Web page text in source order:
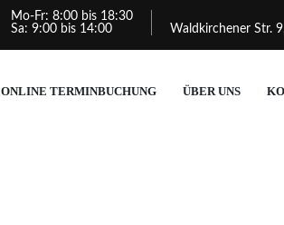
Mo-Fr: 8:00 bis 18:30
Sa: 9:00 bis 14:00
Waldkirchener Str.
ONLINE TERMINBUCHUNG ÜBER UNS